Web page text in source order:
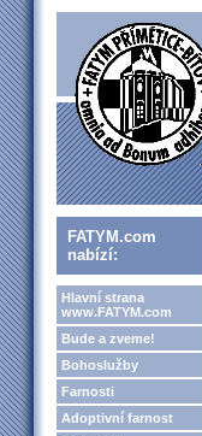
FATYM.com
nabízí:
Hlavní strana
www.FATYM.com
Bude a zveme!
Bohoslužby
Farnosti
Adoptivní farnost